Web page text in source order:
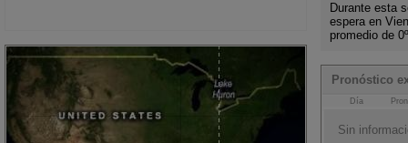
Durante esta
espera en
promedio de
Pronóstico
Día
Sin